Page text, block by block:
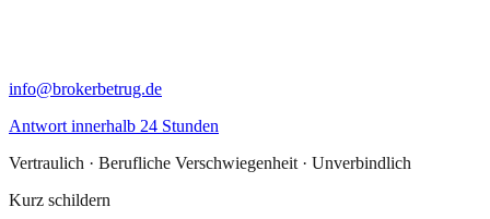
info@brokerbetrug.de
Antwort innerhalb 24 Stunden
Vertraulich · Berufliche Verschwiegenheit · Unverbindlich
Kurz schildern